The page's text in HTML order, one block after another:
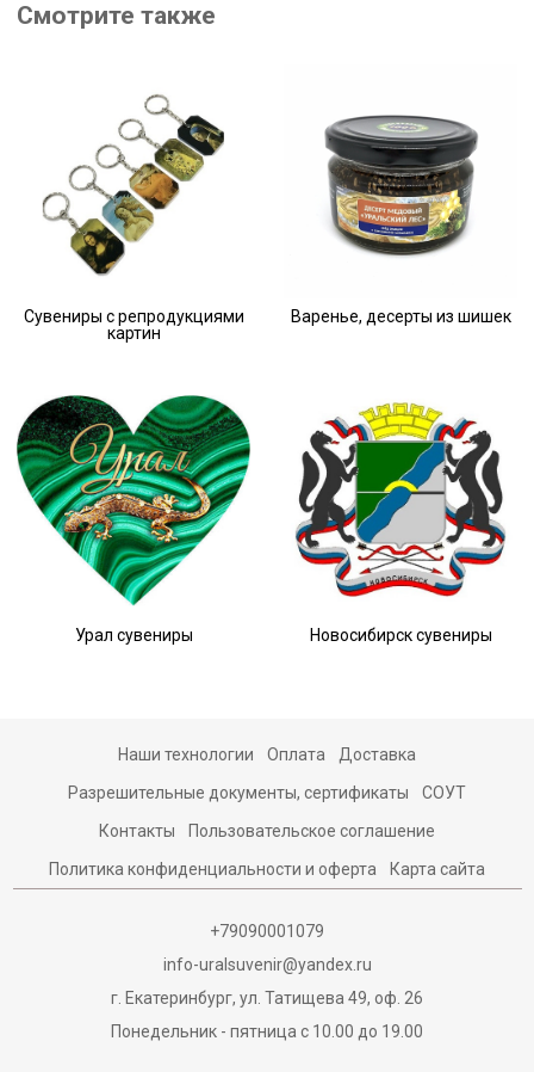
Смотрите также
Сувениры с репродукциями
картин
Варенье, десерты из шишек
Урал сувениры Новосибирск сувениры
Наши технологии Оплата Доставка
Разрешительные документы, сертификаты СОУТ
Контакты Пользовательское соглашение
Политика конфиденциальности и оферта Карта сайта
+79090001079
info-uralsuvenir@yandex.ru
г. Екатеринбург, ул. Татищева 49, оф. 26
Понедельник - пятница с 10.00 до 19.00